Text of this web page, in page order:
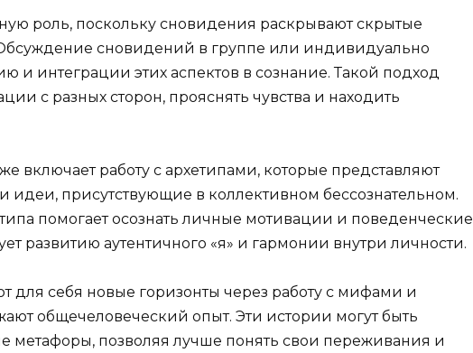
роль, поскольку сновидения раскрывают скрытые
сновидений в группе или индивидуально
и интеграции этих аспектов в сознание. Такой подход
с разных сторон, прояснять чувства и находить
включает работу с архетипами, которые представляют
идеи, присутствующие в коллективном бессознательном.
помогает осознать личные мотивации и поведенческие
развитию аутентичного «я» и гармонии внутри личности.
для себя новые горизонты через работу с мифами и
общечеловеческий опыт. Эти истории могут быть
метафоры, позволяя лучше понять свои переживания и